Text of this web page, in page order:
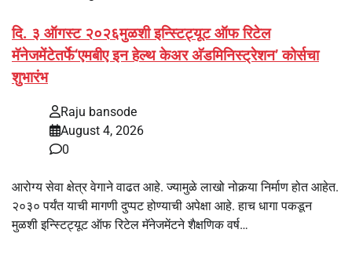
दि. ३ ऑगस्ट २०२६मुळशी इन्स्टिट्यूट ऑफ रिटेल
मॅनेजमेंटेतर्फे‘एमबीए इन हेल्थ केअर अ‍ॅडमिनिस्ट्रेशन’ कोर्सचा
शुभारंभ
Raju bansode
August 4, 2026
0
आरोग्य सेवा क्षेत्र वेगाने वाढत आहे. ज्यामुळे लाखो नोकर्‍या निर्माण होत आहेत.
२०३० पर्यंत याची मागणी दुप्पट होण्याची अपेक्षा आहे. हाच धागा पकडून
मुळशी इन्स्टिट्यूट ऑफ रिटेल मॅनेजमेंटने शैक्षणिक वर्ष…